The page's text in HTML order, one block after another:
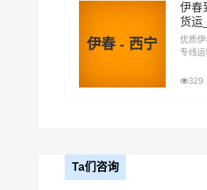
万信长沙到璧山区物流公
万信在芙蓉区,天心区,岳麓
输，航空货运代理，仓储
伊春 - 西宁
伊春
货运
优质
专线
达专线
329
Ta们咨询